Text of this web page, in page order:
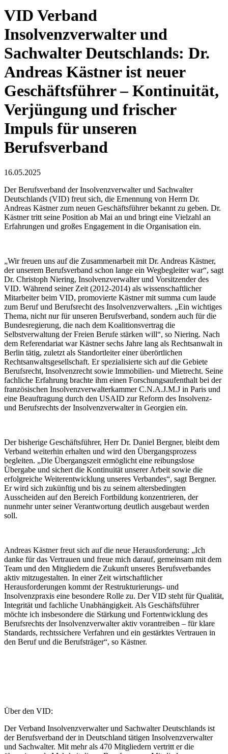
VID Verband
Insolvenzverwalter und
Sachwalter Deutschlands: Dr.
Andreas Kästner ist neuer
Geschäftsführer – Kontinuität,
Verjüngung und frischer
Impuls für unseren
Berufsverband
16.05.2025
Der Berufsverband der Insolvenzverwalter und Sachwalter
Deutschlands (VID) freut sich, die Ernennung von Herrn Dr.
Andreas Kästner zum neuen Geschäftsführer bekannt zu geben. Dr.
Kästner tritt seine Position ab Mai an und bringt eine Vielzahl an
Erfahrungen und großes Engagement in die Organisation ein.
„Wir freuen uns auf die Zusammenarbeit mit Dr. Andreas Kästner,
der unserem Berufsverband schon lange ein Wegbegleiter war“, sagt
Dr. Christoph Niering, Insolvenzverwalter und Vorsitzender des
VID. Während seiner Zeit (2012-2014) als wissenschaftlicher
Mitarbeiter beim VID, promovierte Kästner mit summa cum laude
zum Beruf und Berufsrecht des Insolvenzverwalters. „Ein wichtiges
Thema, nicht nur für unseren Berufsverband, sondern auch für die
Bundesregierung, die nach dem Koalitionsvertrag die
Selbstverwaltung der Freien Berufe stärken will“, so Niering. Nach
dem Referendariat war Kästner sechs Jahre lang als Rechtsanwalt in
Berlin tätig, zuletzt als Standortleiter einer überörtlichen
Rechtsanwaltsgesellschaft. Er spezialisierte sich auf die Gebiete
Berufsrecht, Insolvenzrecht sowie Immobilien- und Mietrecht. Seine
fachliche Erfahrung brachte ihm einen Forschungsaufenthalt bei der
französischen Insolvenzverwalterkammer C.N.A.J.M.J in Paris und
eine Beauftragung durch den USAID zur Reform des Insolvenz-
und Berufsrechts der Insolvenzverwalter in Georgien ein.
Der bisherige Geschäftsführer, Herr Dr. Daniel Bergner, bleibt dem
Verband weiterhin erhalten und wird den Übergangsprozess
begleiten. „Die Übergangszeit ermöglicht eine reibungslose
Übergabe und sichert die Kontinuität unserer Arbeit sowie die
erfolgreiche Weiterentwicklung unseres Verbandes“, sagt Bergner.
Er wird sich zukünftig und bis zu seinem altersbedingten
Ausscheiden auf den Bereich Fortbildung konzentrieren, der
nunmehr unter seiner Verantwortung deutlich ausgebaut werden
soll.
Andreas Kästner freut sich auf die neue Herausforderung: „Ich
danke für das Vertrauen und freue mich darauf, gemeinsam mit dem
Team und den Mitgliedern die Zukunft unseres Berufsverbandes
aktiv mitzugestalten. In einer Zeit wirtschaftlicher
Herausforderungen kommt der Restrukturierungs- und
Insolvenzpraxis eine besondere Rolle zu. Der VID steht für Qualität,
Integrität und fachliche Unabhängigkeit. Als Geschäftsführer
möchte ich insbesondere die Stärkung und Fortentwicklung des
Berufsrechts der Insolvenzverwalter aktiv vorantreiben – für klare
Standards, rechtssichere Verfahren und ein gestärktes Vertrauen in
den Beruf und die Berufsträger“, so Kästner.
Über den VID:
Der Verband Insolvenzverwalter und Sachwalter Deutschlands ist
der Berufsverband der in Deutschland tätigen Insolvenzverwalter
und Sachwalter. Mit mehr als 470 Mitgliedern vertritt er die